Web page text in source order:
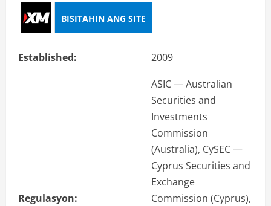
BISITAHIN ANG SITE
Established: 2009
Regulasyon:
ASIC — Australian
Securities and
Investments
Commission
(Australia), CySEC —
Cyprus Securities and
Exchange
Commission (Cyprus),